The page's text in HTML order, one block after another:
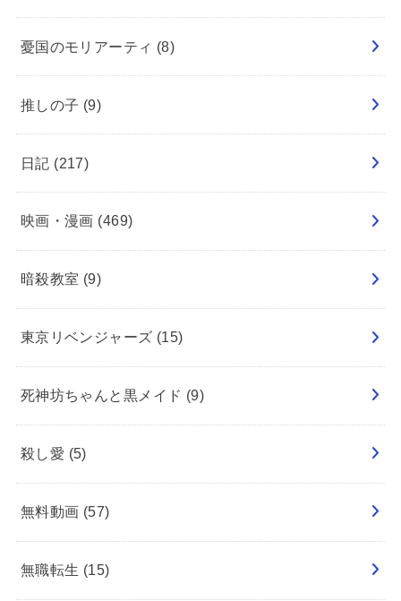
憂国のモリアーティ (8)
推しの子 (9)
日記 (217)
映画・漫画 (469)
暗殺教室 (9)
東京リベンジャーズ (15)
死神坊ちゃんと黒メイド (9)
殺し愛 (5)
無料動画 (57)
無職転生 (15)